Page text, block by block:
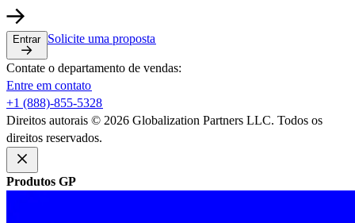
Entrar​​ Solicite uma proposta​​
Contate o departamento de vendas:​​
Entre em contato​​
+1 (888)-855-5328​​
Direitos autorais © 2026 Globalization Partners LLC. Todos os
direitos reservados.​​
Produtos GP​​